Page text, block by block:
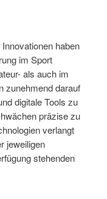
haben
im Sport
als auch im
zunehmend darauf
digitale Tools zu
präzise zu
verlangt
jeweiligen
stehenden